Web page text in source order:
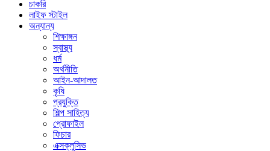
চাকরি
লাইফ স্টাইল
অন্যান্য
শিক্ষাঙ্গন
স্বাস্থ্য
ধর্ম
অর্থনীতি
আইন-আদালত
কৃষি
প্রযুক্তি
শিল্প সাহিত্য
প্রোফাইল
ফিচার
এক্সক্লুসিভ